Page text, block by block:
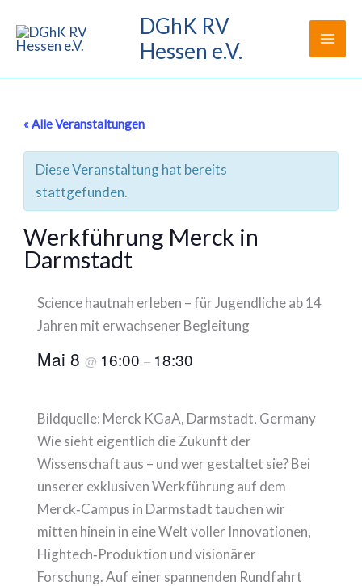
Inhalt
springen
DGhK RV
Hessen e.V.
« Alle Veranstaltungen
Diese Veranstaltung hat bereits
stattgefunden.
Werkführung Merck in
Darmstadt
Science hautnah erleben – für Jugendliche ab 14
Jahren mit erwachsener Begleitung
Mai 8@ 16:00– 18:30
Bildquelle: Merck KGaA, Darmstadt, Germany
Wie sieht eigentlich die Zukunft der
Wissenschaft aus – und wer gestaltet sie? Bei
unserer exklusiven Werkführung auf dem
Merck‑Campus in Darmstadt tauchen wir
mitten hinein in eine Welt voller Innovationen,
Hightech‑Produktion und visionärer
Forschung. Auf einer spannenden Rundfahrt